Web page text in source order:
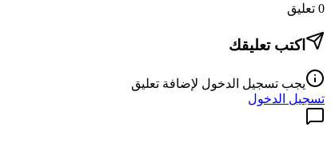
0 تعليق
اكتب تعليقك
يجب تسجيل الدخول لإضافة تعليق
تسجيل الدخول